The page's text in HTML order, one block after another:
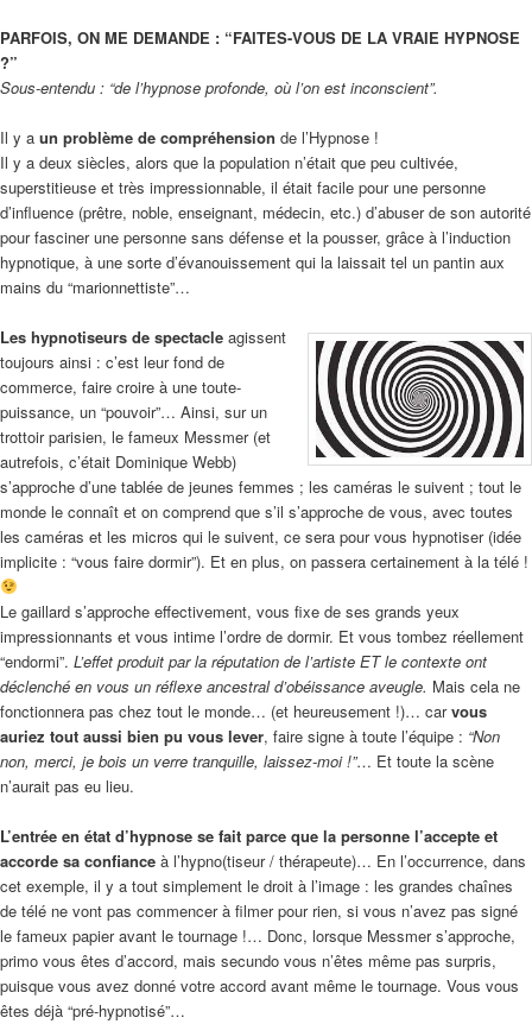
PARFOIS, ON ME DEMANDE : “FAITES-VOUS DE LA VRAIE HYPNOSE
?”
Sous-entendu : “de l’hypnose profonde, où l’on est inconscient”.
Il y a un problème de compréhension de l’Hypnose !
Il y a deux siècles, alors que la population n’était que peu cultivée,
superstitieuse et très impressionnable, il était facile pour une personne
d’influence (prêtre, noble, enseignant, médecin, etc.) d’abuser de son autorité
pour fasciner une personne sans défense et la pousser, grâce à l’induction
hypnotique, à une sorte d’évanouissement qui la laissait tel un pantin aux
mains du “marionnettiste”…
Les hypnotiseurs de spectacle agissent
toujours ainsi : c’est leur fond de
commerce, faire croire à une toute-
puissance, un “pouvoir”… Ainsi, sur un
trottoir parisien, le fameux Messmer (et
autrefois, c’était Dominique Webb)
s’approche d’une tablée de jeunes femmes ; les caméras le suivent ; tout le
monde le connaît et on comprend que s’il s’approche de vous, avec toutes
les caméras et les micros qui le suivent, ce sera pour vous hypnotiser (idée
implicite : “vous faire dormir”). Et en plus, on passera certainement à la télé !
Le gaillard s’approche effectivement, vous fixe de ses grands yeux
impressionnants et vous intime l’ordre de dormir. Et vous tombez réellement
“endormi”. L’effet produit par la réputation de l’artiste ET le contexte ont
déclenché en vous un réflexe ancestral d’obéissance aveugle. Mais cela ne
fonctionnera pas chez tout le monde… (et heureusement !)… carvous
auriez tout aussi bien pu vous lever, faire signe à toute l’équipe : “Non
non, merci, je bois un verre tranquille, laissez-moi !”… Et toute la scène
n’aurait pas eu lieu.
L’entrée en état d’hypnose se fait parce que la personne l’accepte et
accorde sa confiance à l’hypno(tiseur / thérapeute)… En l’occurrence, dans
cet exemple, il y a tout simplement le droit à l’image : les grandes chaînes
de télé ne vont pas commencer à filmer pour rien, si vous n’avez pas signé
le fameux papier avant le tournage !… Donc, lorsque Messmer s’approche,
primo vous êtes d’accord, mais secundo vous n’êtes même pas surpris,
puisque vous avez donné votre accord avant même le tournage. Vous vous
êtes déjà “pré-hypnotisé”…